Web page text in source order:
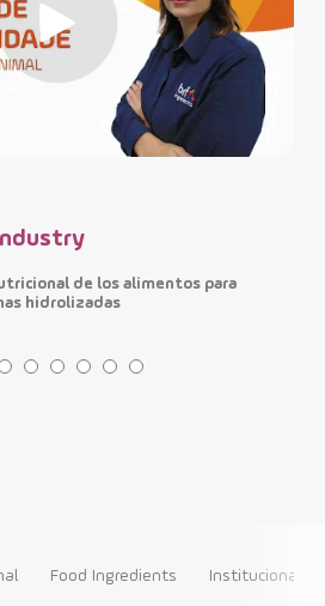
de los alimentos para
hidrolizadas
Food Ingredients Institucional